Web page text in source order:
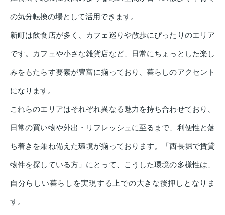
の気分転換の場として活用できます。
新町は飲食店が多く、カフェ巡りや散歩にぴったりのエリア
です。カフェや小さな雑貨店など、日常にちょっとした楽し
みをもたらす要素が豊富に揃っており、暮らしのアクセント
になります。
これらのエリアはそれぞれ異なる魅力を持ち合わせており、
日常の買い物や外出・リフレッシュに至るまで、利便性と落
ち着きを兼ね備えた環境が揃っております。「西長堀で賃貸
物件を探している方」にとって、こうした環境の多様性は、
自分らしい暮らしを実現する上での大きな後押しとなりま
す。